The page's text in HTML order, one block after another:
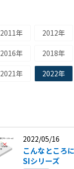
2011年 2012年
2016年 2018年
2021年 2022年
2022/05/16
こんなところ
SIシリーズ